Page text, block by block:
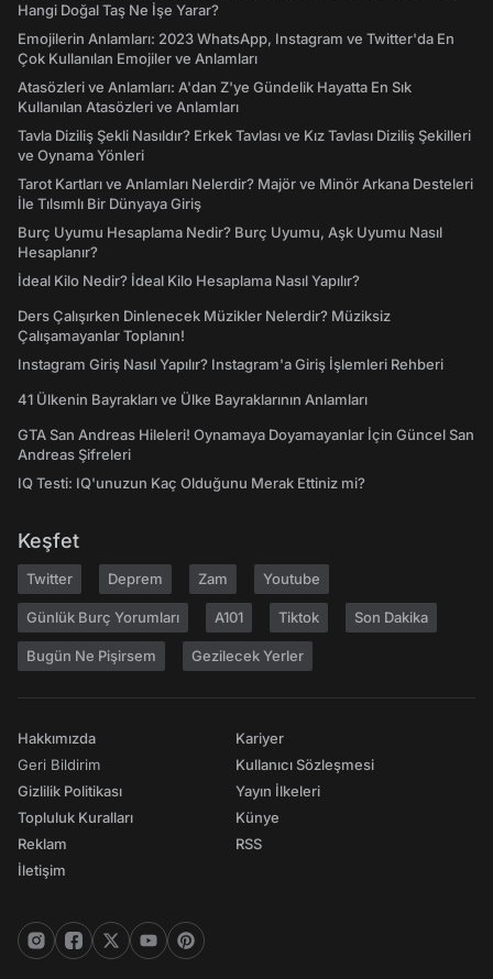
Hangi Doğal Taş Ne İşe Yarar?
Emojilerin Anlamları: 2023 WhatsApp, Instagram ve Twitter'da En
Çok Kullanılan Emojiler ve Anlamları
Atasözleri ve Anlamları: A'dan Z'ye Gündelik Hayatta En Sık
Kullanılan Atasözleri ve Anlamları
Tavla Diziliş Şekli Nasıldır? Erkek Tavlası ve Kız Tavlası Diziliş Şekilleri
ve Oynama Yönleri
Tarot Kartları ve Anlamları Nelerdir? Majör ve Minör Arkana Desteleri
İle Tılsımlı Bir Dünyaya Giriş
Burç Uyumu Hesaplama Nedir? Burç Uyumu, Aşk Uyumu Nasıl
Hesaplanır?
İdeal Kilo Nedir? İdeal Kilo Hesaplama Nasıl Yapılır?
Ders Çalışırken Dinlenecek Müzikler Nelerdir? Müziksiz
Çalışamayanlar Toplanın!
Instagram Giriş Nasıl Yapılır? Instagram'a Giriş İşlemleri Rehberi
41 Ülkenin Bayrakları ve Ülke Bayraklarının Anlamları
GTA San Andreas Hileleri! Oynamaya Doyamayanlar İçin Güncel San
Andreas Şifreleri
IQ Testi: IQ'unuzun Kaç Olduğunu Merak Ettiniz mi?
Keşfet
Twitter Deprem Zam Youtube
Günlük Burç Yorumları A101 Tiktok Son Dakika
Bugün Ne Pişirsem Gezilecek Yerler
Hakkımızda
Geri Bildirim
Gizlilik Politikası
Topluluk Kuralları
Reklam
İletişim
Kariyer
Kullanıcı Sözleşmesi
Yayın İlkeleri
Künye
RSS